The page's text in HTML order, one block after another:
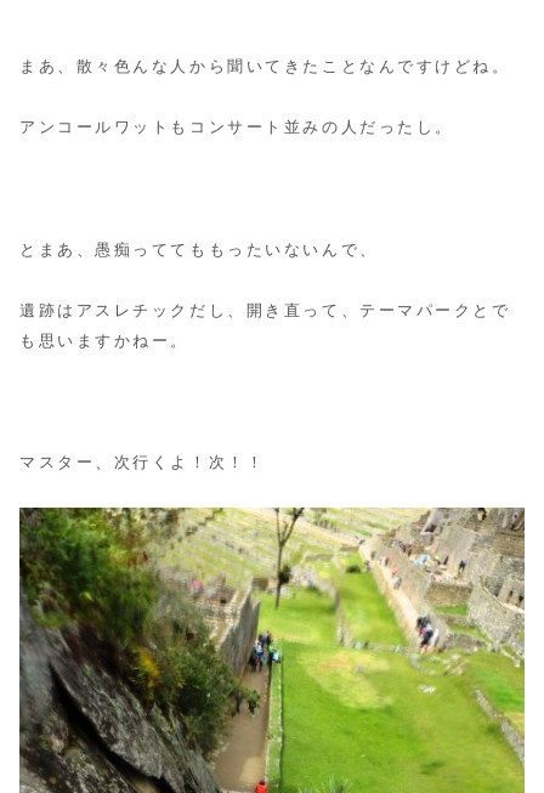
まあ、散々色んな人から聞いてきたことなんですけどね。
アンコールワットもコンサート並みの人だったし。
とまあ、愚痴っててももったいないんで、
遺跡はアスレチックだし、開き直って、テーマパークとで
も思いますかねー。
マスター、次行くよ！次！！